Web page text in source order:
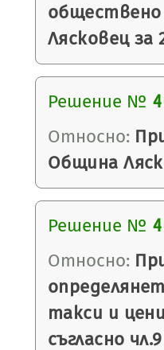
обществено
Лясковец за
Решение №
Относно:
Община
Решение №
Относно:
такси и
съгласно